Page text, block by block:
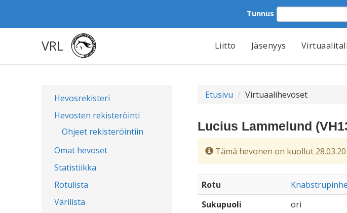
Tunnus
VRL Liitto Jäsenyys
Hevosrekisteri
Hevosten rekisteröinti
Ohjeet rekisteröintiin
Omat hevoset
Statistiikka
Rotulista
Värilista
Etusivu Virtuaalihevoset
Lucius Lammelund
Tämä hevonen on kuollut
Rotu
Sukupuoli
ori